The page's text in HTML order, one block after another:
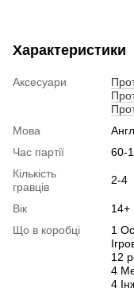
Характеристики
Аксесуари
Мова
Час партії
60-
Кількість
гравців
2-4
Вік
14+
Що в коробці
1
12
4
4